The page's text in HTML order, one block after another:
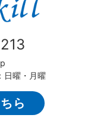
曜・月曜
ら